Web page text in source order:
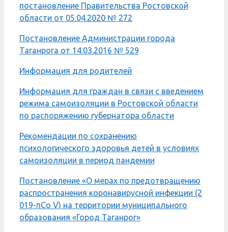
постановление Правительства Ростовской
области от 05.04.2020 № 272
Постановление Администрации города
Таганрога от 14.03.2016 № 529
Информация для родителей
Информация для граждан в связи с введением
режима самоизоляции в Ростовской области
по распоряжению губернатора области
Рекомендации по сохранению
психологического здоровья детей в условиях
самоизоляции в период пандемии
Постановление «О мерах по предотвращению
распространения коронавирусной инфекции (2
019-пСо V) на территории муниципального
образования «Город Таганрог»